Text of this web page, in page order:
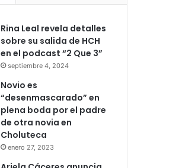
Rina Leal revela detalles
sobre su salida de HCH
en el podcast “2 Que 3”
septiembre 4, 2024
Novio es
“desenmascarado” en
plena boda por el padre
de otra novia en
Choluteca
enero 27, 2023